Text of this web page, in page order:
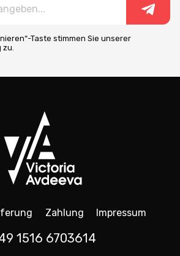
Taste stimmen Sie unserer
Zahlung Impressum
1516 6703614